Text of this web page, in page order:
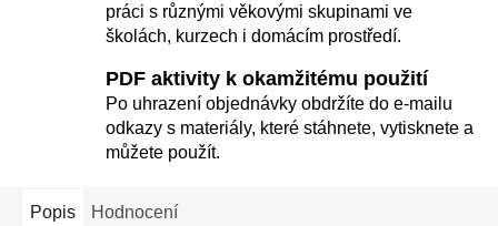
práci s různými věkovými skupinami ve
školách, kurzech i domácím prostředí.
PDF aktivity k okamžitému použití
Po uhrazení objednávky obdržíte do e-mailu
odkazy s materiály, které stáhnete, vytisknete a
můžete použít.
Popis Hodnocení